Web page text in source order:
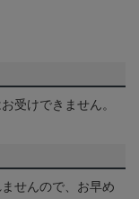
受けできません。
せんので、お早め